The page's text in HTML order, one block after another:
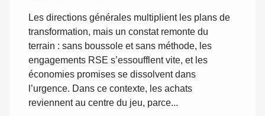
Les directions générales multiplient les plans de
transformation, mais un constat remonte du
terrain : sans boussole et sans méthode, les
engagements RSE s’essoufflent vite, et les
économies promises se dissolvent dans
l’urgence. Dans ce contexte, les achats
reviennent au centre du jeu, parce...